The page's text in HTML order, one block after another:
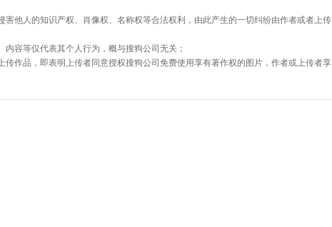
害他人的知识产权、肖像权、名称权等合法权利，由此产生的一切纠纷由作者或者上传
容等仅代表其个人行为，概与搜狗公司无关；
传作品，即表明上传者同意授权搜狗公司免费使用享有著作权的图片，作者或上传者享